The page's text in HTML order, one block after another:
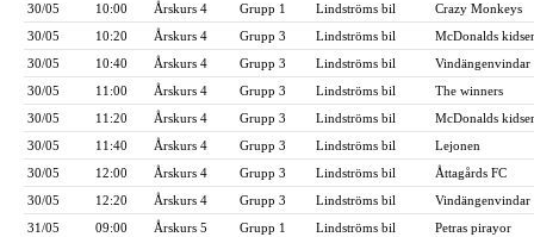
30/05
10:00 Årskurs 4 Grupp 1 Lindströms bil
Crazy Monkeys
30/05
10:20 Årskurs 4 Grupp 3 Lindströms bil
McDonalds
30/05
10:40 Årskurs 4 Grupp 3 Lindströms bil
Vindängenvindar
30/05
11:00 Årskurs 4 Grupp 3 Lindströms bil
The winners
30/05
11:20 Årskurs 4 Grupp 3 Lindströms bil
McDonalds
30/05
11:40 Årskurs 4 Grupp 3 Lindströms bil
Lejonen
30/05
12:00 Årskurs 4 Grupp 3 Lindströms bil
Åttagårds FC
30/05
12:20 Årskurs 4 Grupp 3 Lindströms bil
Vindängenvindar
31/05
09:00 Årskurs 5 Grupp 1 Lindströms bil
Petras pirayor